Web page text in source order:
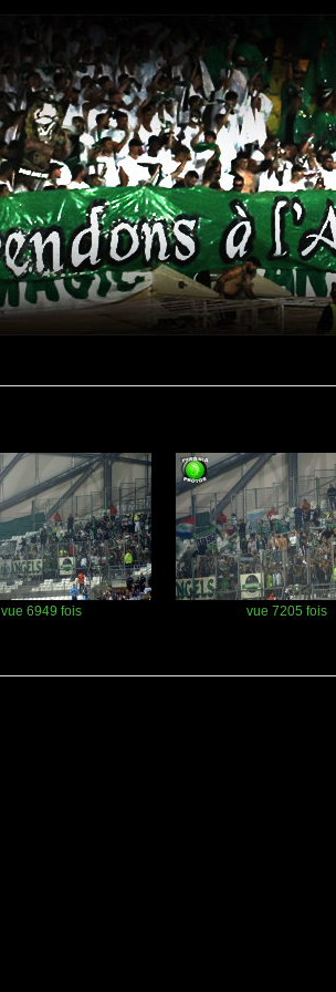
vue 6949 fois vue 7205 fois